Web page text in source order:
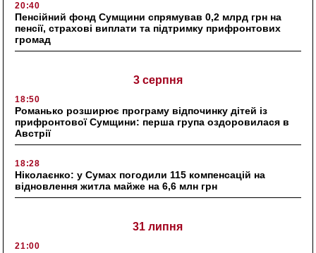
20:40
Пенсійний фонд Сумщини спрямував 0,2 млрд грн на
пенсії, страхові виплати та підтримку прифронтових
громад
3 серпня
18:50
Романько розширює програму відпочинку дітей із
прифронтової Сумщини: перша група оздоровилася в
Австрії
18:28
Ніколаєнко: у Сумах погодили 115 компенсацій на
відновлення житла майже на 6,6 млн грн
31 липня
21:00